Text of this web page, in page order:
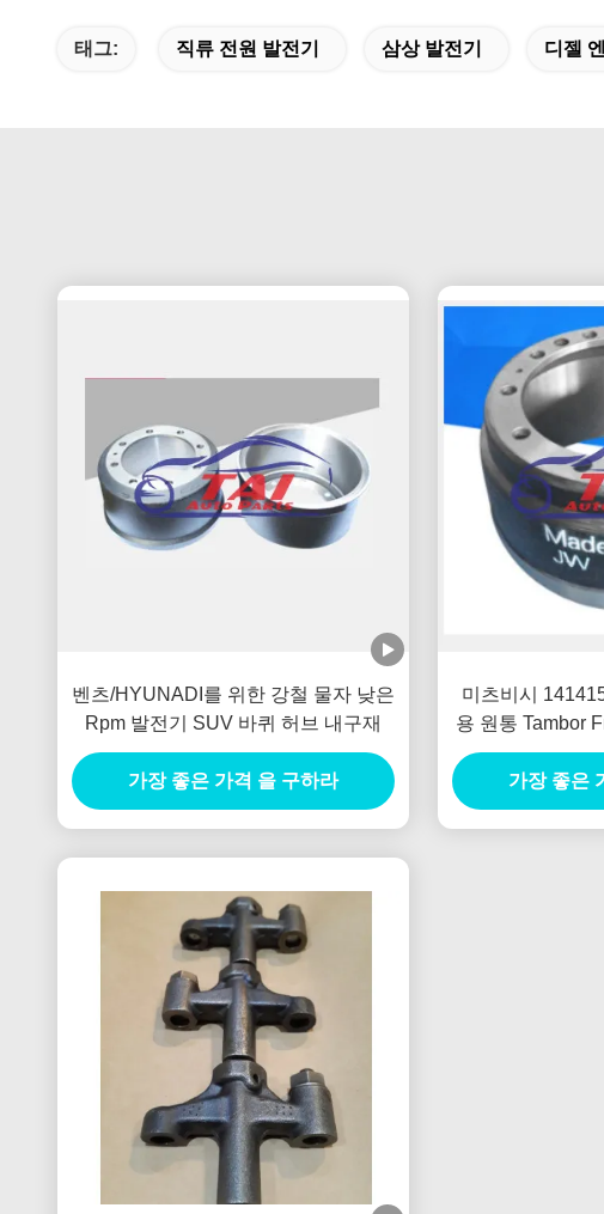
태그: 직류 전원 발전기 삼상 발전기 디젤
벤츠/HYUNADI를 위한 강철 물자 낮은
Rpm 발전기 SUV 바퀴 허브 내구재
가장 좋은 가격 을 구하라
미츠비시
용 원통 Tambor
전
가장 좋은